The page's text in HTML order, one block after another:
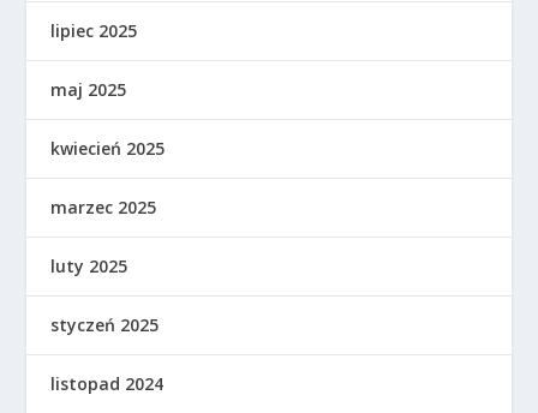
lipiec 2025
maj 2025
kwiecień 2025
marzec 2025
luty 2025
styczeń 2025
listopad 2024